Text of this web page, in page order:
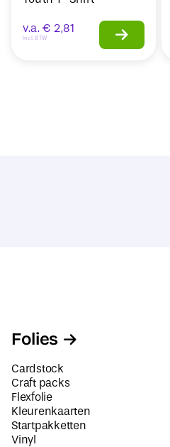
v.a. € 2,81
Incl. BTW
Folies
Cardstock
Craft packs
Flexfolie
Kleurenkaarten
Startpakketten
Vinyl